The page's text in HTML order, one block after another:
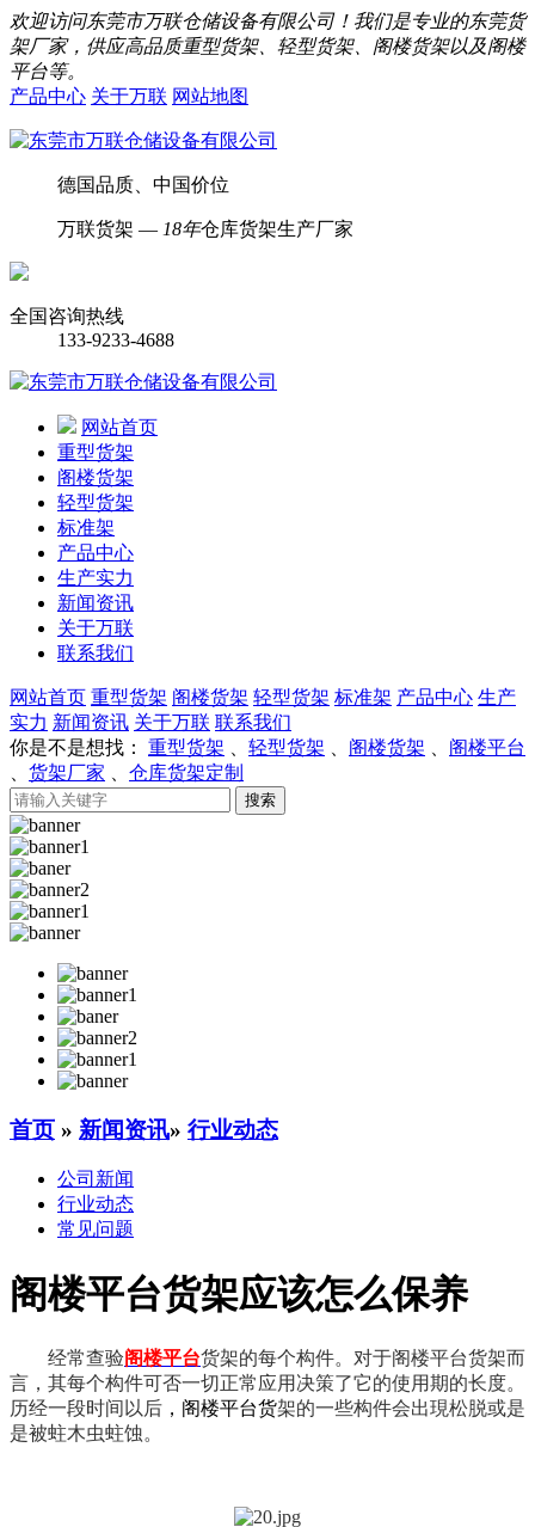
欢迎访问东莞市万联仓储设备有限公司！我们是专业的东莞货
架厂家，供应高品质重型货架、轻型货架、阁楼货架以及阁楼
平台等。
产品中心 关于万联 网站地图
德国品质、中国价位
万联货架 — 18年仓库货架生产厂家
全国咨询热线
133-9233-4688
网站首页
重型货架
阁楼货架
轻型货架
标准架
产品中心
生产实力
新闻资讯
关于万联
联系我们
网站首页 重型货架 阁楼货架 轻型货架 标准架 产品中心 生产
实力 新闻资讯 关于万联 联系我们
你是不是想找：
重型货架 轻型货架 阁楼货架
阁楼平台
货架厂家 仓库货架定制
首页 » 新闻资讯» 行业动态
公司新闻
行业动态
常见问题
阁楼平台货架应该怎么保养
经常查验阁楼平台货架的每个构件。对于阁楼平台货架而
言，其每个构件可否一切正常应用决策了它的使用期的长度。
历经一段时间以后 ，阁楼平台货架的一些构件会出現松脱或是
是被蛀木虫蛀蚀。